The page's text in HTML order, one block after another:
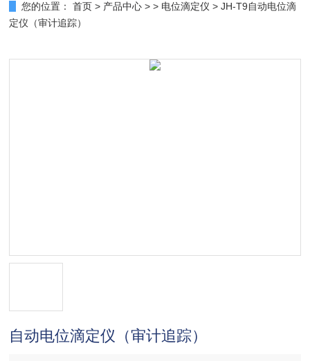
您的位置： 首页 > 产品中心 > > 电位滴定仪 > JH-T9自动电位滴
定仪（审计追踪）
自动电位滴定仪（审计追踪）